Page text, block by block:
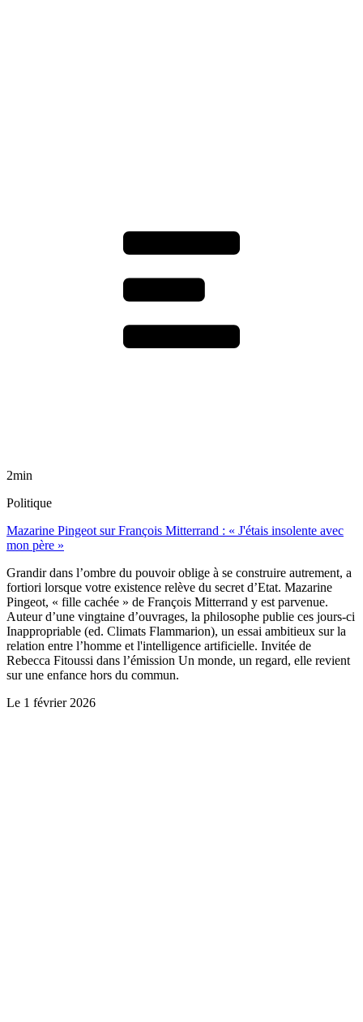
2min
Politique
Mazarine Pingeot sur François Mitterrand : « J'étais insolente avec
mon père »
Grandir dans l’ombre du pouvoir oblige à se construire autrement, a
fortiori lorsque votre existence relève du secret d’Etat. Mazarine
Pingeot, « fille cachée » de François Mitterrand y est parvenue.
Auteur d’une vingtaine d’ouvrages, la philosophe publie ces jours-ci
Inappropriable (ed. Climats Flammarion), un essai ambitieux sur la
relation entre l’homme et l'intelligence artificielle. Invitée de
Rebecca Fitoussi dans l’émission Un monde, un regard, elle revient
sur une enfance hors du commun.
Le 1 février 2026